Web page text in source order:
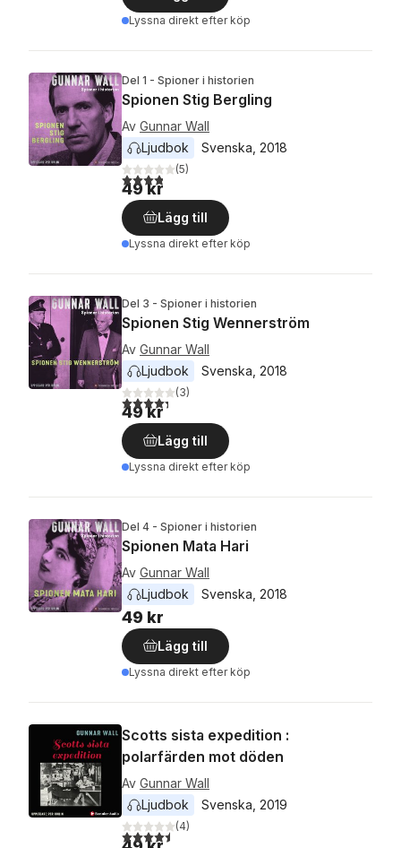
Lyssna direkt efter köp
Del 1 - Spioner i historien
Spionen Stig Bergling
Av Gunnar Wall
Ljudbok
Svenska 2018
3,8utav 5 stjärnor. Totalt antal röster:
(5)
49 kr
Lägg till
Lyssna direkt efter köp
Del 3 - Spioner i historien
Spionen Stig Wennerström
Av Gunnar Wall
Ljudbok
Svenska 2018
4,3utav 5 stjärnor. Totalt antal röster:
(3)
49 kr
Lägg till
Lyssna direkt efter köp
Del 4 - Spioner i historien
Spionen Mata Hari
Av Gunnar Wall
Ljudbok
Svenska 2018
49 kr
Lägg till
Lyssna direkt efter köp
Scotts sista expedition :
polarfärden mot döden
Av Gunnar Wall
Ljudbok
Svenska 2019
4,5utav 5 stjärnor. Totalt antal röster:
(4)